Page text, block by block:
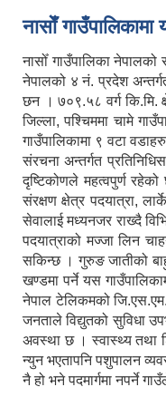
नासाेँ गाउँपालिकामा
नासोँ गाउँपालिका
नेपालको ४ नं. प्रदेश
छन । ७०९.५८ वर्ग कि.मि.
जिल्ला, पश्चिममा चामे
गाउँपालिकामा ९ वटा
संरचना अन्तर्गत
दृष्टिकोणले महत्वपुर्ण
संरक्षण क्षेत्र पदयात्रा,
सेवालाई मध्यनजर राख्दै
पदयात्राको मज्जा लिन
सकिन्छ । गुरुङ जातीको
खण्डमा पर्ने यस
नेपाल टेलिकमको
जनताले विद्युतको सुविधा
अवस्था छ । स्वास्थ्य तथा
न्युन भएतापनि पशुपालन
नै हो भने पदमार्गमा नपर्ने